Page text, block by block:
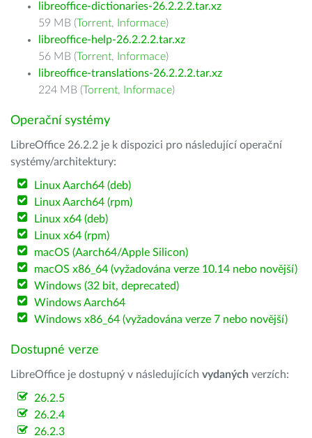
libreoffice-dictionaries-26.2.2.2.tar.xz
59 MB (Torrent, Informace)
libreoffice-help-26.2.2.2.tar.xz
56 MB (Torrent, Informace)
libreoffice-translations-26.2.2.2.tar.xz
224 MB (Torrent, Informace)
Operační systémy
LibreOffice 26.2.2 je k dispozici pro následující operační
systémy/architektury:
Linux Aarch64 (deb)
Linux Aarch64 (rpm)
Linux x64 (deb)
Linux x64 (rpm)
macOS (Aarch64/Apple Silicon)
macOS x86_64 (vyžadována verze 10.14 nebo novější)
Windows (32 bit, deprecated)
Windows Aarch64
Windows x86_64 (vyžadována verze 7 nebo novější)
Dostupné verze
LibreOffice je dostupný v následujících vydaných verzích:
26.2.5
26.2.4
26.2.3